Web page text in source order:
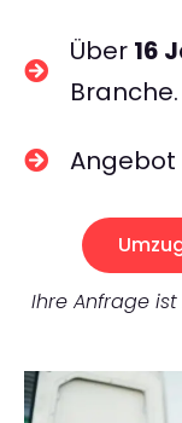
Über 16
Branche.
Angebot
Ihre Anfrage ist